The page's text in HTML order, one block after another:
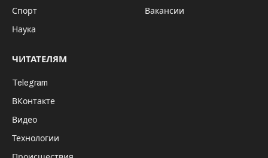
Спорт
Наука
Вакансии
ЧИТАТЕЛЯМ
Telegram
ВКонтакте
Видео
Технологии